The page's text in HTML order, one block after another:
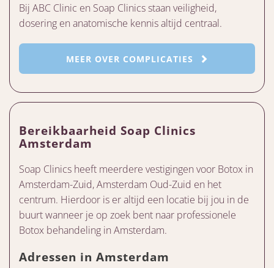
Bij ABC Clinic en Soap Clinics staan veiligheid,
dosering en anatomische kennis altijd centraal.
MEER OVER COMPLICATIES
Bereikbaarheid Soap Clinics
Amsterdam
Soap Clinics heeft meerdere vestigingen voor Botox in
Amsterdam-Zuid, Amsterdam Oud-Zuid en het
centrum. Hierdoor is er altijd een locatie bij jou in de
buurt wanneer je op zoek bent naar professionele
Botox behandeling in Amsterdam.
Adressen in Amsterdam